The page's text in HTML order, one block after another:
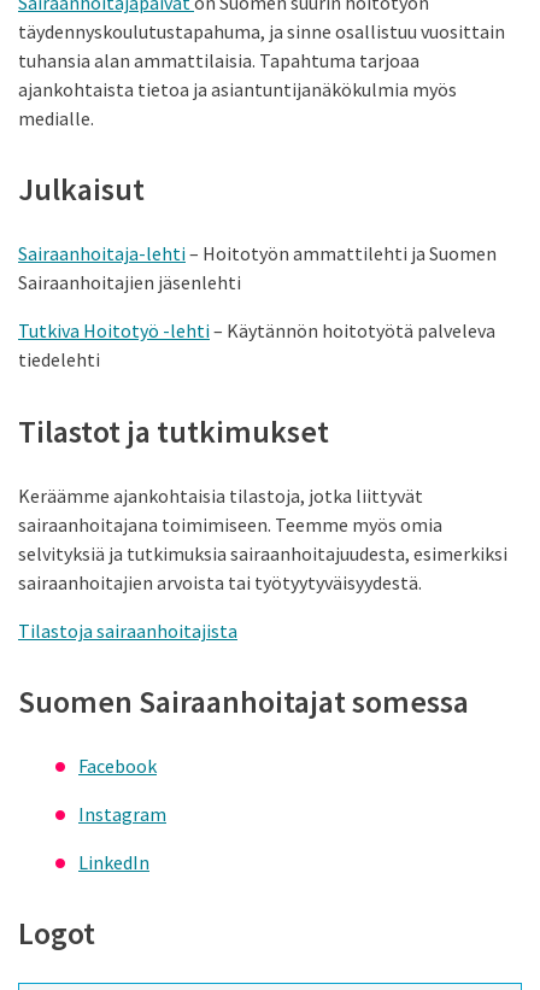
täydennyskoulutustapahuma, ja sinne osallistuu vuosittain
tuhansia alan ammattilaisia. Tapahtuma tarjoaa
ajankohtaista tietoa ja asiantuntijanäkökulmia myös
medialle.
Julkaisut
Sairaanhoitaja-lehti– Hoitotyön ammattilehti ja Suomen
Sairaanhoitajien jäsenlehti
Tutkiva Hoitotyö -lehti– Käytännön hoitotyötä palveleva
tiedelehti
Tilastot ja tutkimukset
Keräämme ajankohtaisia tilastoja, jotka liittyvät
sairaanhoitajana toimimiseen. Teemme myös omia
selvityksiä ja tutkimuksia sairaanhoitajuudesta, esimerkiksi
sairaanhoitajien arvoista tai työtyytyväisyydestä.
Tilastoja sairaanhoitajista
Suomen Sairaanhoitajat somessa
Facebook
Instagram
LinkedIn
Logot